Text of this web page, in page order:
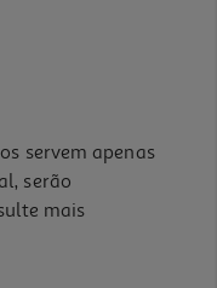
servem apenas
serão
mais